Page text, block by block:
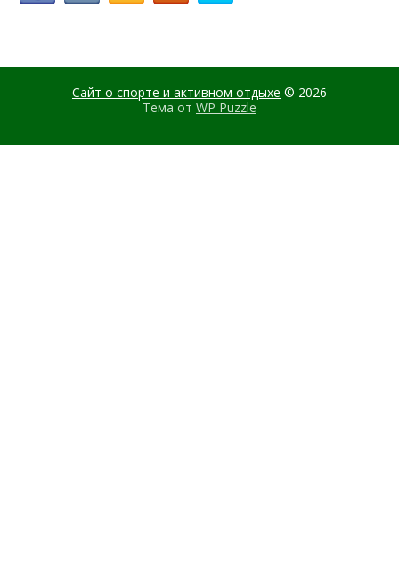
Сайт о спорте и активном отдыхе © 2026
Тема от WP Puzzle